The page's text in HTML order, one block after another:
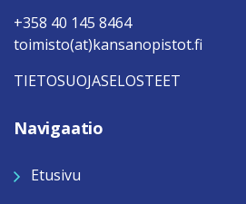
+358 40 145 8464
toimisto(at)kansanopistot.fi
TIETOSUOJASELOSTEET
Navigaatio
Etusivu